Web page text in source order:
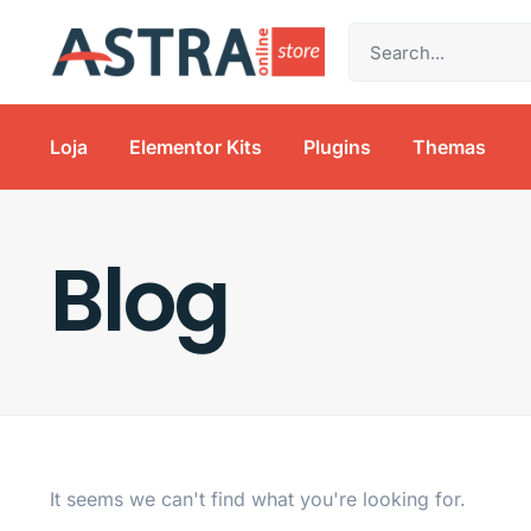
Loja Elementor Kits Plugins Themas
Blog
It seems we can't find what you're looking for.